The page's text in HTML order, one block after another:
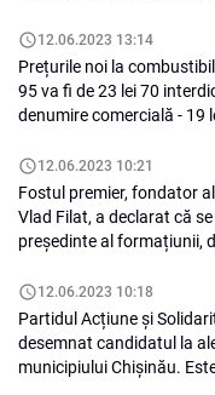
12.06.2023 13:14
Prețurile noi la
95 va fi de 23 lei 70
denumire comercială - 19
12.06.2023 10:21
Fostul premier, fondator
Vlad Filat, a declarat că
președinte al formațiunii,
12.06.2023 10:18
Partidul Acțiune și
desemnat candidatul la
municipiului Chișinău.